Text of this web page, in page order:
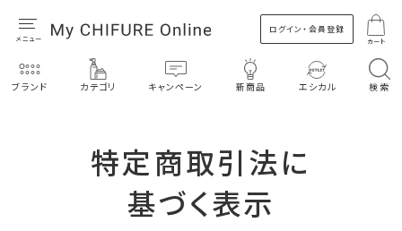
ログイン・会員登録
カート
ブランド カテゴリ キャンペーン 新商品 エシカル 検索
特定商取引法に
基づく表示